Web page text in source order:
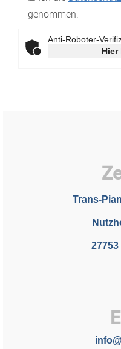
genommen.
Anti-Roboter-
Hier
Trans-